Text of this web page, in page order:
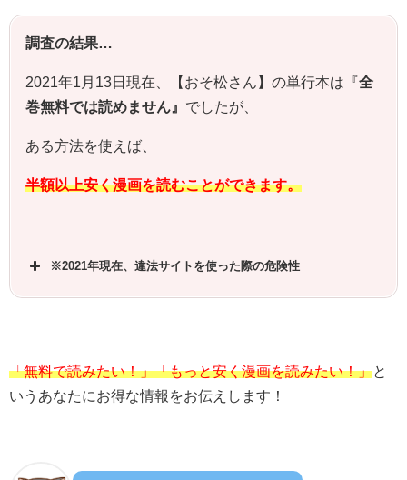
調査の結果…
2021年1月13日現在、【おそ松さん】の単行本は『全
巻無料では読めません』 でしたが、
ある方法を使えば、
半額以上安く漫画を読むことができます。
※2021年現在、違法サイトを使った際の危険性
「無料で読みたい！」「もっと安く漫画を読みたい！」と
いうあなたにお得な情報をお伝えします！